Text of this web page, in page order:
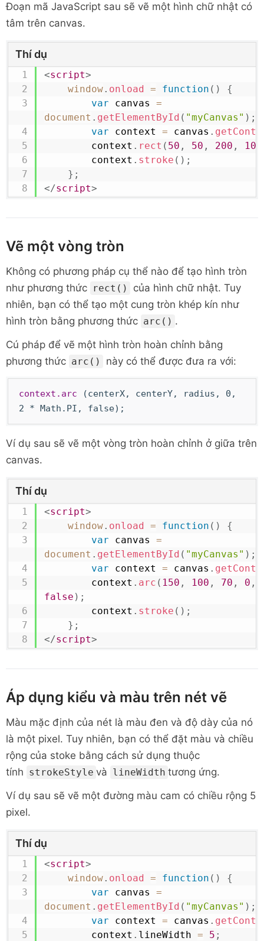
Đoạn mã JavaScript sau sẽ vẽ một hình chữ nhật có
tâm trên canvas.
Thí dụ
<script>
window. onload = function ( )
{
var canvas =
document . getElementById ( "myCanvas" ) ;
var context = canvas .
        context
. rect ( 50 , 50 , 200 , 100
        context
. stroke ( ) ;
} ;
</script>
Vẽ một vòng tròn
Không có phương pháp cụ thể nào để tạo hình tròn
như phương thức rect()
của hình chữ nhật. Tuy
nhiên, bạn có thể tạo một cung tròn khép kín như
hình tròn bằng phương thức arc() .
Cú pháp để vẽ một hình tròn hoàn chỉnh bằng
phương thức arc() này có thể được đưa ra với:
context.arc (centerX, centerY, radius, 0,
2 * Math.PI, false);
Ví dụ sau sẽ vẽ một vòng tròn hoàn chỉnh ở giữa trên
canvas.
Thí dụ
<script>
window. onload = function ( )
{
var canvas =
document . getElementById ( "myCanvas" ) ;
var context = canvas .
        context
. arc ( 150 , 100 , 70 , 0 ,
false ) ;
        context
. stroke ( ) ;
} ;
</script>
Áp dụng kiểu và màu trên nét vẽ
Màu mặc định của nét là màu đen và độ dày của nó
là một pixel. Tuy nhiên, bạn có thể đặt màu và chiều
rộng của stoke bằng cách sử dụng thuộc
tính strokeStyle và lineWidth tương ứng.
Ví dụ sau sẽ vẽ một đường màu cam có chiều rộng 5
pixel.
Thí dụ
<script>
window. onload = function ( )
{
var canvas =
document . getElementById ( "myCanvas" ) ;
var context = canvas .
        context
. lineWidth = 5 ;